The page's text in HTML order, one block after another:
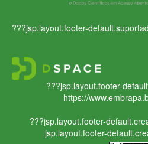
???jsp.layout.footer-
???jsp.layout.footer-
https://
???jsp.layout.footer-
jsp.layout.footer-